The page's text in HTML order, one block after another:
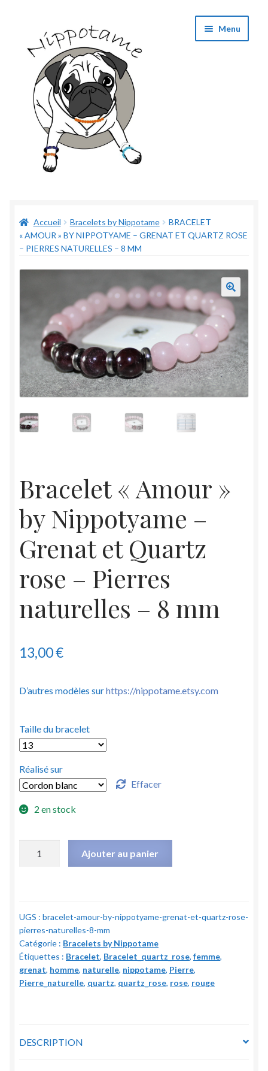
navigation
contenu
Menu
Panier
Validation de commande
Accueil
Accueil Bracelets by Nippotame
BRACELET
« AMOUR » BY NIPPOTYAME – GRENAT ET QUARTZ ROSE
– PIERRES NATURELLES – 8 MM
Bracelet « Amour »
by Nippotyame –
Grenat et Quartz
rose – Pierres
naturelles – 8 mm
13,00€
D’autres modèles surhttps://nippotame.etsy.com
Taille du bracelet
Réalisé sur
Effacer
2 en stock
Nippotyame
-
Grenat
et
Quartz
naturelles
Ajouter au panier
UGS : bracelet-amour-by-nippotyame-grenat-et-quartz-rose-
pierres-naturelles-8-mm
Catégorie : Bracelets by Nippotame
Étiquettes : Bracelet, Bracelet_quartz_rose, femme,
grenat, homme, naturelle, nippotame, Pierre,
Pierre_naturelle, quartz, quartz_rose, rose, rouge
DESCRIPTION